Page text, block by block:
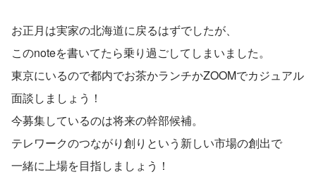
お正月は実家の北海道に戻るはずでしたが、
このnoteを書いてたら乗り過ごしてしまいました。
東京にいるので都内でお茶かランチかZOOMでカジュアル
面談しましょう！
今募集しているのは将来の幹部候補。
テレワークのつながり創りという新しい市場の創出で
一緒に上場を目指しましょう！